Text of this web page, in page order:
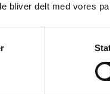
bliver delt med vores